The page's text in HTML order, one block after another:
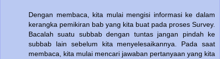
Dengan membaca, kita mulai mengisi informasi ke dalam
kerangka pemikiran bab yang kita buat pada proses Survey.
Bacalah suatu subbab dengan tuntas jangan pindah ke
subbab lain sebelum kita menyelesaikannya. Pada saat
membaca, kita mulai mencari jawaban pertanyaan yang kita